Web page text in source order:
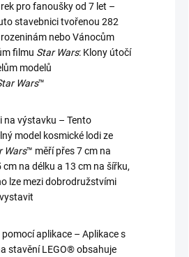
pro fanoušky od 7 let –
stavebnici tvořenou 282
nebo Vánocům
filmu Star Wars: Klony útočí
modelů
Wars™
na výstavku – Tento
model kosmické lodi ze
Wars™ měří přes 7 cm na
cm na délku a 13 cm na šířku,
lze mezi dobrodružstvími
pomocí aplikace – Aplikace s
stavění LEGO® obsahuje